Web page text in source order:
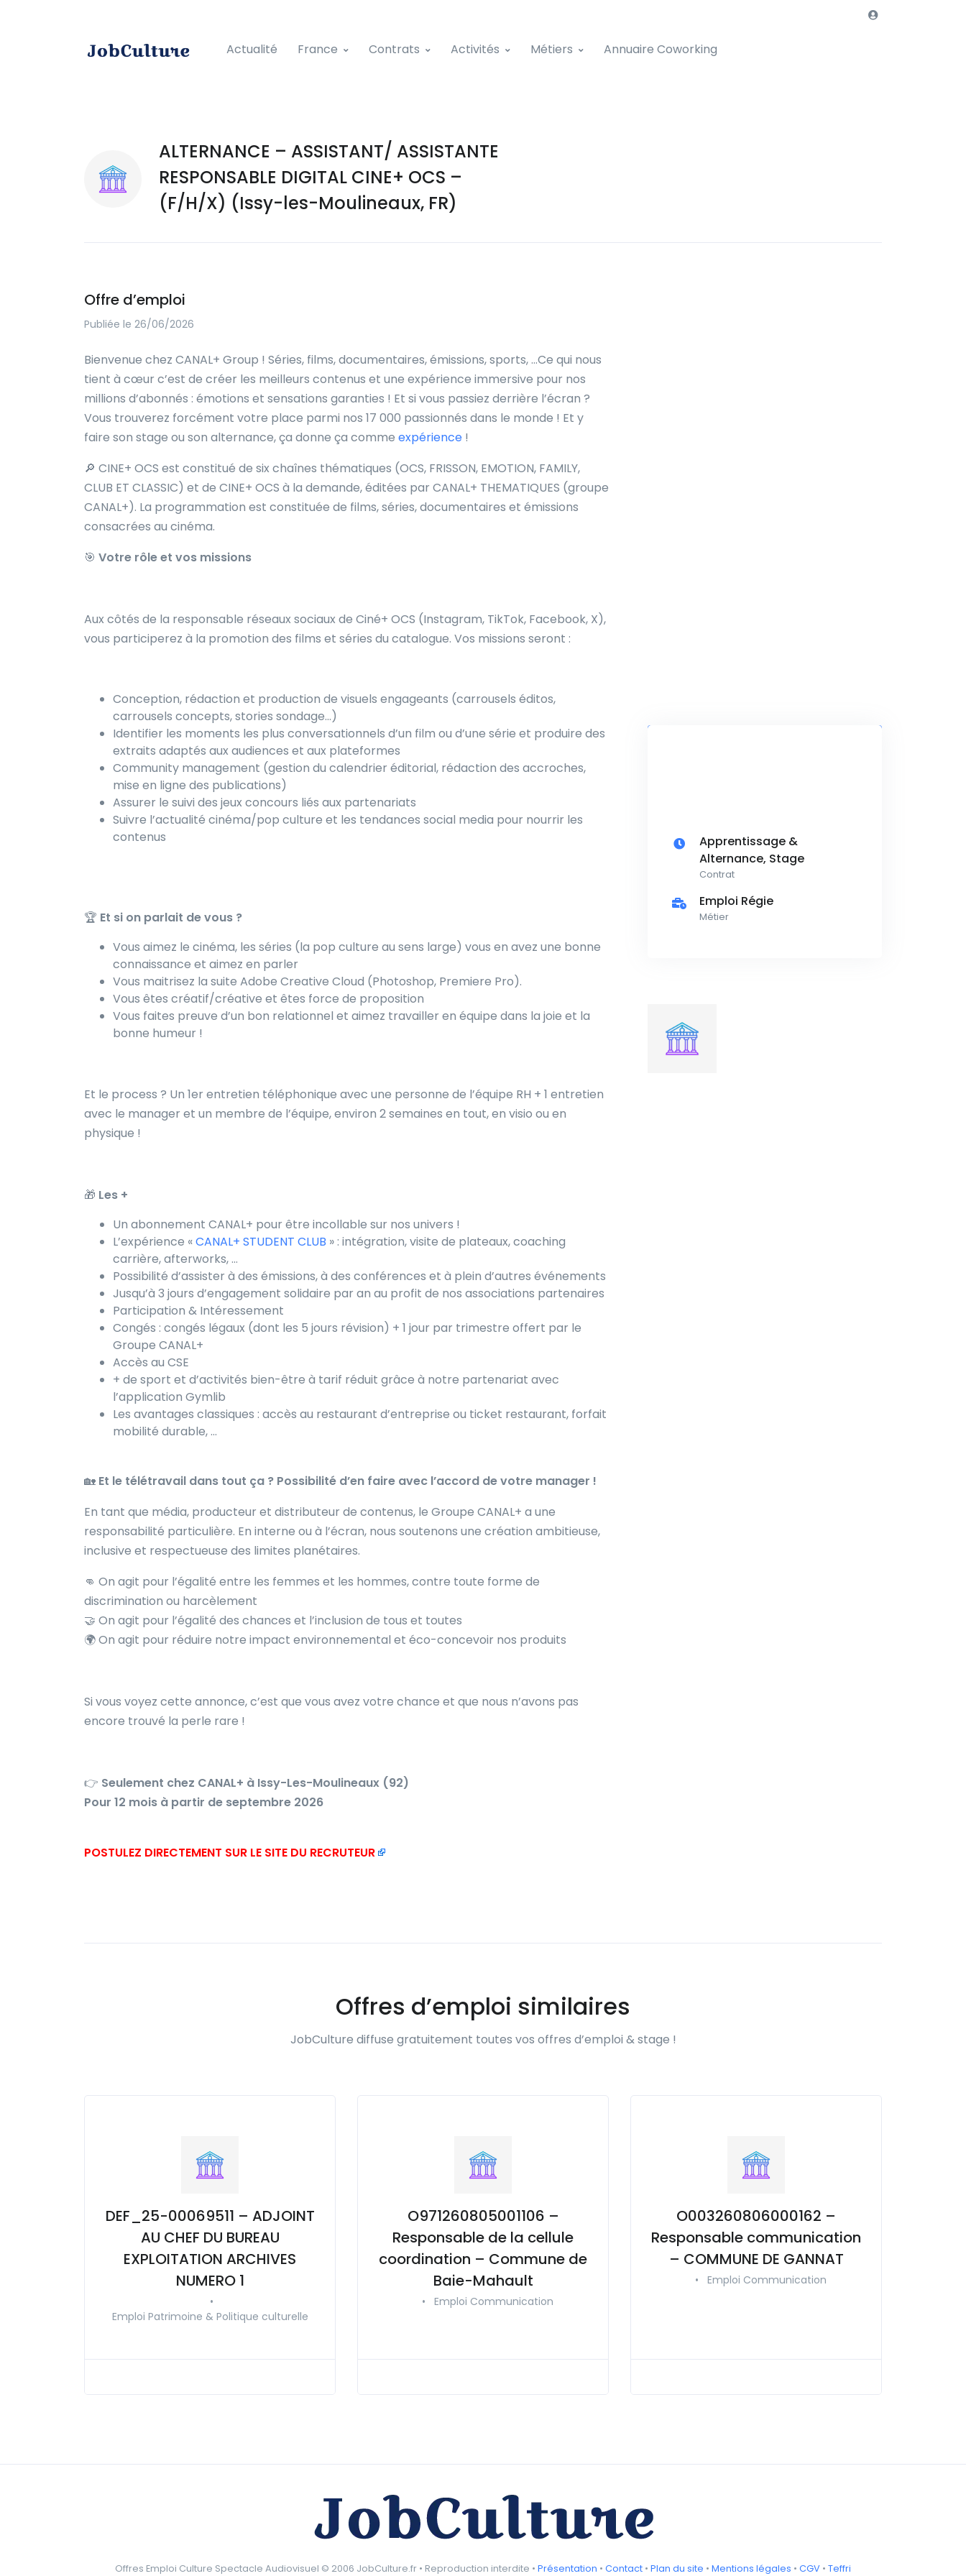
Actualité France Contrats Activités Métiers Annuaire Coworking
ALTERNANCE – ASSISTANT/ ASSISTANTE
RESPONSABLE DIGITAL CINE+ OCS –
(F/H/X) (Issy-les-Moulineaux, FR)
Offre d’emploi
Publiée le 26/06/2026
Bienvenue chez CANAL+ Group ! Séries, films, documentaires, émissions, sports, …Ce qui nous
tient à cœur c’est de créer les meilleurs contenus et une expérience immersive pour nos
millions d’abonnés : émotions et sensations garanties ! Et si vous passiez derrière l’écran ?
Vous trouverez forcément votre place parmi nos 17 000 passionnés dans le monde ! Et y
faire son stage ou son alternance, ça donne ça comme expérience !
🔎 CINE+ OCS est constitué de six chaînes thématiques (OCS, FRISSON, EMOTION, FAMILY,
CLUB ET CLASSIC) et de CINE+ OCS à la demande, éditées par CANAL+ THEMATIQUES (groupe
CANAL+). La programmation est constituée de films, séries, documentaires et émissions
consacrées au cinéma.
🎯 Votre rôle et vos missions
Aux côtés de la responsable réseaux sociaux de Ciné+ OCS (Instagram, TikTok, Facebook, X),
vous participerez à la promotion des films et séries du catalogue. Vos missions seront :
Conception, rédaction et production de visuels engageants (carrousels éditos,
carrousels concepts, stories sondage…)
Identifier les moments les plus conversationnels d’un film ou d’une série et produire des
extraits adaptés aux audiences et aux plateformes
Community management (gestion du calendrier éditorial, rédaction des accroches,
mise en ligne des publications)
Assurer le suivi des jeux concours liés aux partenariats
Suivre l’actualité cinéma/pop culture et les tendances social media pour nourrir les
contenus
🏆 Et si on parlait de vous ?
Vous aimez le cinéma, les séries (la pop culture au sens large) vous en avez une bonne
connaissance et aimez en parler
Vous maitrisez la suite Adobe Creative Cloud (Photoshop, Premiere Pro).
Vous êtes créatif/créative et êtes force de proposition
Vous faites preuve d’un bon relationnel et aimez travailler en équipe dans la joie et la
bonne humeur !
Et le process ? Un 1er entretien téléphonique avec une personne de l’équipe RH + 1 entretien
avec le manager et un membre de l’équipe, environ 2 semaines en tout, en visio ou en
physique !
🎁 Les +
Un abonnement CANAL+ pour être incollable sur nos univers !
L’expérience «CANAL+ STUDENT CLUB » : intégration, visite de plateaux, coaching
carrière, afterworks, …
Possibilité d’assister à des émissions, à des conférences et à plein d’autres événements
Jusqu’à 3 jours d’engagement solidaire par an au profit de nos associations partenaires
Participation & Intéressement
Congés : congés légaux (dont les 5 jours révision) + 1 jour par trimestre offert par le
Groupe CANAL+
Accès au CSE
+ de sport et d’activités bien-être à tarif réduit grâce à notre partenariat avec
l’application Gymlib
Les avantages classiques : accès au restaurant d’entreprise ou ticket restaurant, forfait
mobilité durable, …
🏡 Et le télétravail dans tout ça ? Possibilité d’en faire avec l’accord de votre manager !
En tant que média, producteur et distributeur de contenus, le Groupe CANAL+ a une
responsabilité particulière. En interne ou à l’écran, nous soutenons une création ambitieuse,
inclusive et respectueuse des limites planétaires.
👊 On agit pour l’égalité entre les femmes et les hommes, contre toute forme de
discrimination ou harcèlement
🤝 On agit pour l’égalité des chances et l’inclusion de tous et toutes
🌍On agit pour réduire notre impact environnemental et éco-concevoir nos produits
Si vous voyez cette annonce, c’est que vous avez votre chance et que nous n’avons pas
encore trouvé la perle rare !
👉 Seulement chez CANAL+ à Issy-Les-Moulineaux (92)
Pour 12 mois à partir de septembre 2026
POSTULEZ DIRECTEMENT SUR LE SITE DU RECRUTEUR
Apprentissage &
Alternance, Stage
Contrat
Emploi Régie
Métier
Offres d’emploi similaires
JobCulture diffuse gratuitement toutes vos offres d’emploi & stage !
DEF_25-00069511 – ADJOINT
AU CHEF DU BUREAU
EXPLOITATION ARCHIVES
NUMERO 1
•
Emploi Patrimoine & Politique culturelle
O971260805001106 –
Responsable de la cellule
coordination – Commune de
Baie-Mahault
• Emploi Communication
O003260806000162 –
Responsable communication
– COMMUNE DE GANNAT
• Emploi Communication
Offres Emploi Culture Spectacle Audiovisuel © 2006 JobCulture.fr • Reproduction interdite • Présentation • Contact • Plan du site • Mentions légales • CGV • Teffri